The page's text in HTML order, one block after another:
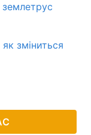
землетрус
зміниться